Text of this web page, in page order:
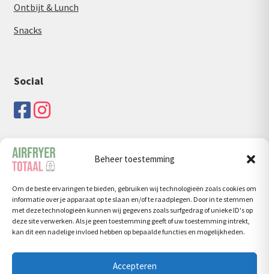
Beheer toestemming
Om de beste ervaringen te bieden, gebruiken wij technologieën zoals cookies om
informatie over je apparaat op te slaan en/of te raadplegen. Door in te stemmen
met deze technologieën kunnen wij gegevens zoals surfgedrag of unieke ID's op
deze site verwerken. Als je geen toestemming geeft of uw toestemming intrekt,
kan dit een nadelige invloed hebben op bepaalde functies en mogelijkheden.
Accepteren
Ontbijt & Lunch
Snacks
Social
Zoeken
Zoeken
naar:
Zoeken